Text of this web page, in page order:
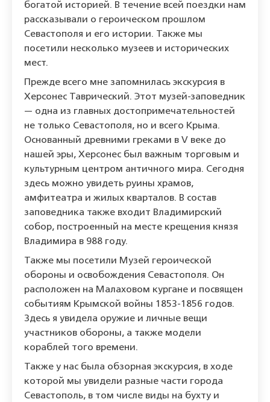
богатой историей. В течение всей поездки нам
рассказывали о героическом прошлом
Севастополя и его истории. Также мы
посетили несколько музеев и исторических
мест.
Прежде всего мне запомнилась экскурсия в
Херсонес Таврический. Этот музей-заповедник
— одна из главных достопримечательностей
не только Севастополя, но и всего Крыма.
Основанный древними греками в V веке до
нашей эры, Херсонес был важным торговым и
культурным центром античного мира. Сегодня
здесь можно увидеть руины храмов,
амфитеатра и жилых кварталов. В состав
заповедника также входит Владимирский
собор, построенный на месте крещения князя
Владимира в 988 году.
Также мы посетили Музей героической
обороны и освобождения Севастополя. Он
расположен на Малаховом кургане и посвящен
событиям Крымской войны 1853-1856 годов.
Здесь я увидела оружие и личные вещи
участников обороны, а также модели
кораблей того времени.
Также у нас была обзорная экскурсия, в ходе
которой мы увидели разные части города
Севастополь, в том числе виды на бухту и